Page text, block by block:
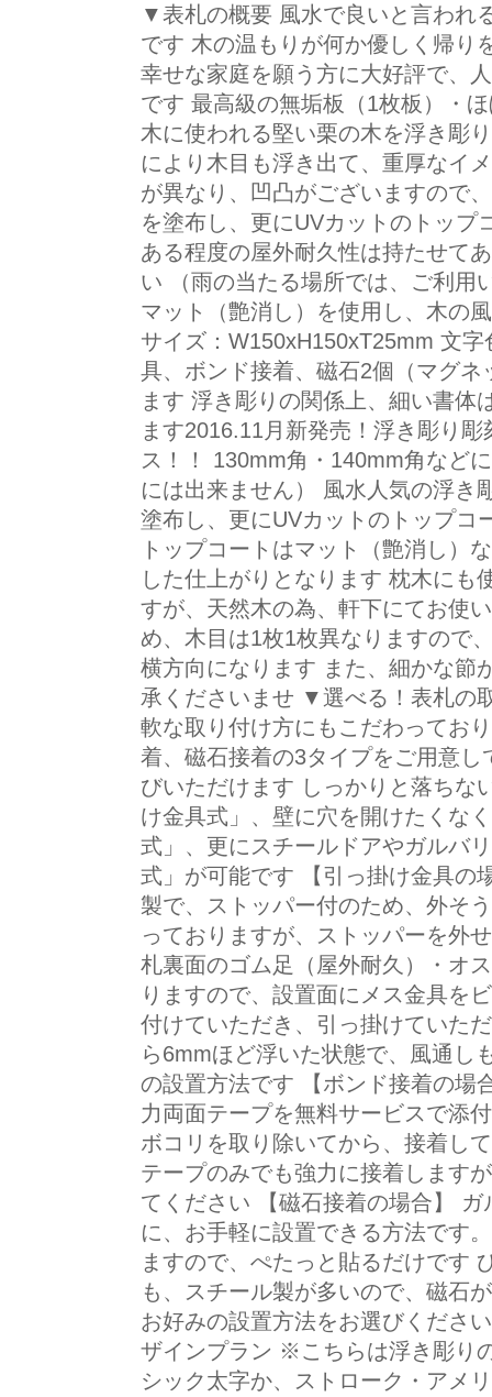
▼表札の概要 風水で良いと言われ
です 木の温もりが何か優しく帰り
幸せな家庭を願う方に大好評で、
です 最高級の無垢板（1枚板）・
木に使われる堅い栗の木を浮き彫
により木目も浮き出て、重厚なイ
が異なり、凹凸がございますので
を塗布し、更にUVカットのトップ
ある程度の屋外耐久性は持たせて
い （雨の当たる場所では、ご利用
マット（艶消し）を使用し、木の
サイズ：W150xH150xT25mm 文
具、ボンド接着、磁石2個（マグ
ます 浮き彫りの関係上、細い書体
ます2016.11月新発売！浮き彫り
ス！！ 130mm角・140mm角など
には出来ません） 風水人気の浮き
塗布し、更にUVカットのトップコ
トップコートはマット（艶消し）
した仕上がりとなります 枕木にも
すが、天然木の為、軒下にてお使
め、木目は1枚1枚異なりますので
横方向になります また、細かな節
承くださいませ ▼選べる！表札の
軟な取り付け方にもこだわってお
着、磁石接着の3タイプをご用意
びいただけます しっかりと落ちな
け金具式」、壁に穴を開けたくな
式」、更にスチールドアやガルバ
式」が可能です 【引っ掛け金具の
製で、ストッパー付のため、外そ
っておりますが、ストッパーを外
札裏面のゴム足（屋外耐久）・オ
りますので、設置面にメス金具を
付けていただき、引っ掛けていた
ら6mmほど浮いた状態で、風通し
の設置方法です 【ボンド接着の場
力両面テープを無料サービスで添
ボコリを取り除いてから、接着し
テープのみでも強力に接着します
てください 【磁石接着の場合】
に、お手軽に設置できる方法です
ますので、ぺたっと貼るだけです
も、スチール製が多いので、磁石
お好みの設置方法をお選びくだ
ザインプラン ※こちらは浮き彫り
シック太字か、ストローク・アメ